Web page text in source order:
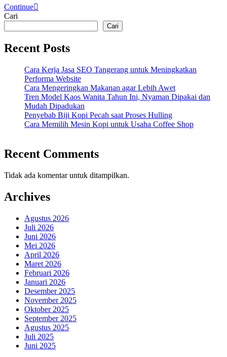
Continue
Cari
Cari
Recent Posts
Cara Kerja Jasa SEO Tangerang untuk Meningkatkan
Performa Website
Cara Mengeringkan Makanan agar Lebih Awet
Tren Model Kaos Wanita Tahun Ini, Nyaman Dipakai dan
Mudah Dipadukan
Penyebab Biji Kopi Pecah saat Proses Hulling
Cara Memilih Mesin Kopi untuk Usaha Coffee Shop
Recent Comments
Tidak ada komentar untuk ditampilkan.
Archives
Agustus 2026
Juli 2026
Juni 2026
Mei 2026
April 2026
Maret 2026
Februari 2026
Januari 2026
Desember 2025
November 2025
Oktober 2025
September 2025
Agustus 2025
Juli 2025
Juni 2025